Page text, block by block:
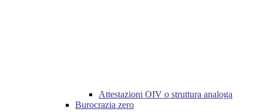
Attestazioni OIV o struttura analoga
Burocrazia zero